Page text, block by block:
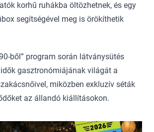
korhű ruhákba öltözhetnek, és egy
segítségével meg is örökíthetik
ből” program során látványsütés
gasztronómiájának világát a
miközben exkluzív séták
az állandó kiállításokon.